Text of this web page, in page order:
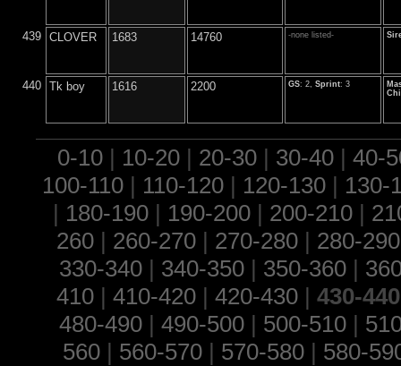
439 CLOVER 1683 14760 -none listed-
440 Tk boy 1616 2200 GS: 2, Sprint: 3
0-10| 10-20| 20-30| 30-40| 40-
100-110| 110-120| 120-130| 130-
| 180-190| 190-200| 200-210|
260 | 260-270 | 270-280 | 280-290
330-340| 340-350| 350-360|
410 | 410-420 | 420-430 | 430-440
480-490| 490-500| 500-510|
560 | 560-570 | 570-580 | 580-